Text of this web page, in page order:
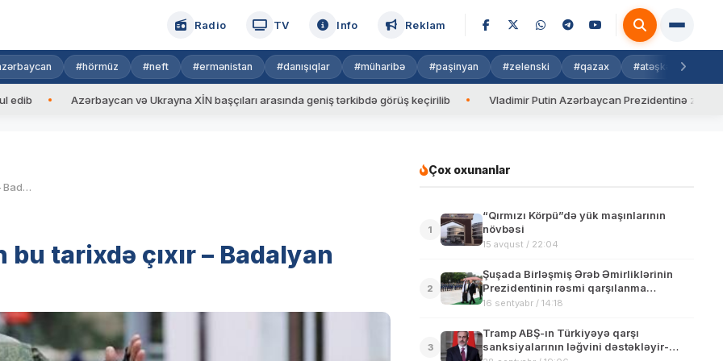
Radio TV Info Reklam
#hörmüz #neft #ermənistan #danışıqlar #müharibə #paşinyan #zelenski #qazax #atəşkəs
Azərbaycan və Ukrayna XİN başçıları arasında geniş tərkibdə görüş keçirilib Vladimir Putin Azərbaycan Prezidentinə zəng edib
Sülhməramlılar Qarabağdan bu tarixdə çıxır – Badalyan
tarixdə çıxır – Badalyan
Çox oxunanlar
1
“Qırmızı Körpü”də yük maşınlarının
növbəsi
15 avqust / 22:04
2
Şuşada Birləşmiş Ərəb Əmirliklərinin
Prezidentinin rəsmi qarşılanma
mərasimi olub
16 sentyabr / 14:18
3
Tramp ABŞ-ın Türkiyəyə qarşı
sanksiyalarının ləğvini dəstəkləyir-